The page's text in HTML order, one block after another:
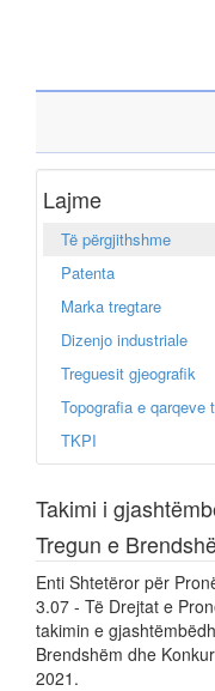
Lajme
Të përgjithshme
Patenta
Marka tregtare
Dizenjo industriale
Treguesit gjeografik
Topografia e qarqeve
TKPI
Takimi i
Tregun e
Enti Shtetëror për
3.07 - Të Drejtat e
takimin e
Brendshëm dhe
2021.